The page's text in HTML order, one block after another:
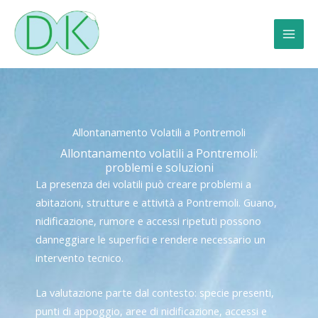
contenuto
Allontanamento Volatili a Pontremoli
Allontanamento volatili a Pontremoli:
problemi e soluzioni
La presenza dei volatili può creare problemi a
abitazioni, strutture e attività a Pontremoli. Guano,
nidificazione, rumore e accessi ripetuti possono
danneggiare le superfici e rendere necessario un
intervento tecnico.
La valutazione parte dal contesto: specie presenti,
punti di appoggio, aree di nidificazione, accessi e